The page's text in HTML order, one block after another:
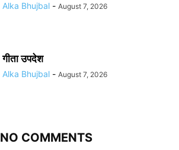
Alka Bhujbal - August 7, 2026
गीता उपदेश
Alka Bhujbal - August 7, 2026
NO COMMENTS